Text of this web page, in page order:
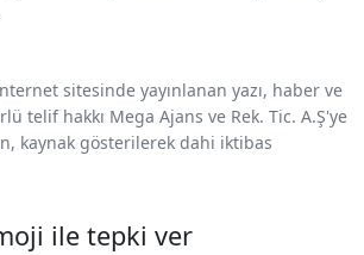
sitesinde yayınlanan yazı, haber ve
telif hakkı Mega Ajans ve Rek. Tic. A.Ş'ye
kaynak gösterilerek dahi iktibas
ile tepki ver